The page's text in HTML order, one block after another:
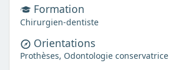
Formation
Chirurgien-dentiste
Orientations
Prothèses, Odontologie conservatrice